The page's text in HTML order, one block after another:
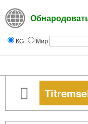
KG Мир